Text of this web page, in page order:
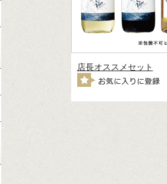
店長オススメセット